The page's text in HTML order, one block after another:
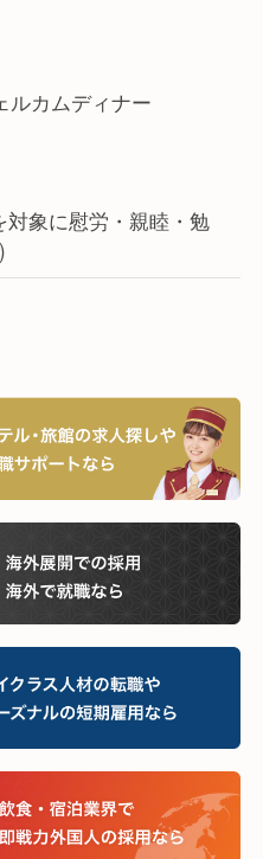
ルカムディナー
象に慰労・親睦・勉